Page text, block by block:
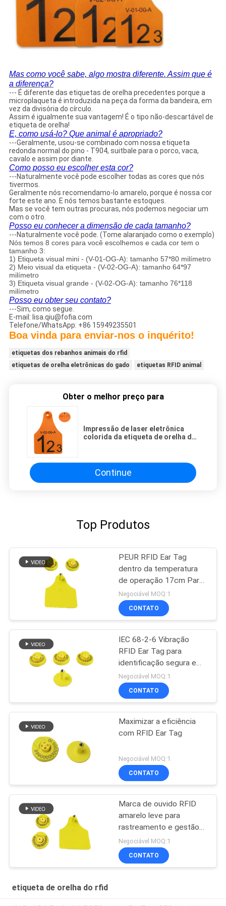
Mas como você sabe, algo mostra diferente. Assim que é
a diferença?
--- É diferente das etiquetas de orelha precedentes porque a
microplaqueta é introduzida na peça da forma da bandeira, em
vez da divisória do círculo.
Assim é igualmente sua vantagem! É o tipo não-descartável de
etiqueta de orelha!
E, como usá-lo? Que animal é apropriado?
---Geralmente, usou-se combinado com nossa etiqueta
redonda normal do pino - T904, suitbale para o porco, vaca,
cavalo e assim por diante.
Como posso eu escolher esta cor?
---Naturalmente você pode escolher todas as cores que nós
tivermos.
Geralmente nós recomendamo-lo amarelo, porque é nossa cor
forte este ano. E nós temos bastante estoques.
Mas se você tem outras procuras, nós podemos negociar um
com o otro.
Posso eu conhecer a dimensão de cada tamanho?
---Naturalmente você pode. (Tome alaranjado como o exemplo)
Nós temos 8 cores para você escolhemos e cada cor tem o
tamanho 3:
1) Etiqueta visual mini - (V-01-OG-A): tamanho 57*80 milímetro
2) Meio visual da etiqueta - (V-02-OG-A): tamanho 64*97
milímetro
3) Etiqueta visual grande - (V-02-OG-A): tamanho 76*118
milímetro
Posso eu obter seu contato?
---Sim, como segue.
E-mail: lisa.qiu@fofia.com
Telefone/WhatsApp: +86 15949235501
Boa vinda para enviar-nos o inquérito!
etiquetas dos rebanhos animais do rfid
etiquetas de orelha eletrônicas do gado
etiquetas RFID animal
Obter o melhor preço para
Impressão de laser eletrônica
colorida da etiqueta de orelha do
Continue
Top Produtos
PEUR RFID Ear Tag
dentro da temperatura
de operação 17cm Para
gestão de gado
Negociável MOQ:1
CONTATO
IEC 68-2-6 Vibração
RFID Ear Tag para
identificação segura e
precisa
Negociável MOQ:1
CONTATO
Maximizar a eficiência
com RFID Ear Tag
Negociável MOQ:1
CONTATO
Marca de ouvido RFID
amarelo leve para
rastreamento e gestão
de gado
Negociável MOQ:1
CONTATO
etiqueta de orelha do rfid